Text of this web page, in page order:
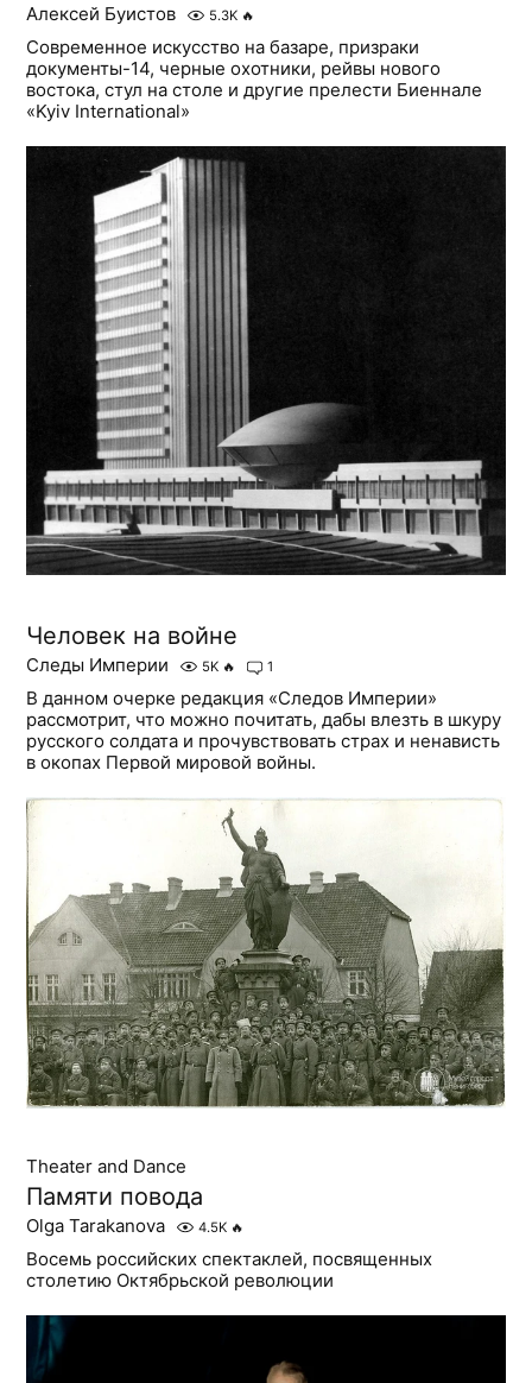
Алексей Буистов 5.3K 🔥
Современное искусство на базаре, призраки
документы-14, черные охотники, рейвы нового
востока, стул на столе и другие прелести Биеннале
«Kyiv International»
Человек на войне
Следы Империи 5K 🔥 1
В данном очерке редакция «Следов Империи»
рассмотрит, что можно почитать, дабы влезть в шкуру
русского солдата и прочувствовать страх и ненависть
в окопах Первой мировой войны.
Theater and Dance
Памяти повода
Olga Tarakanova 4.5K 🔥
Восемь российских спектаклей, посвященных
столетию Октябрьской революции